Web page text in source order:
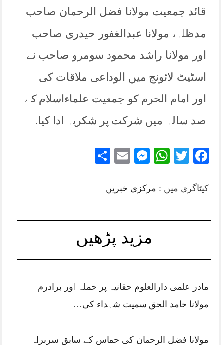
قائد جمعیت مولانا فضل الرحمان صاحب
مدظلہ، مولانا عبدالغفور حیدری صاحب
اور مولانا راشد محمود سومرو صاحب نے
اسٹیٹ لائونج میں الوداعی ملاقات کی
اور امام الحرم کو جمعیت علماءاسلام کے
صد سالہ میں شرکت پر شکریہ ادا کیا.
Facebook
Twitter
WhatsApp
Messenger
Email
کیٹاگری میں : مرکزی خبریں
مزید پڑھیں
مادر علمی دارالعلوم حقانیہ پر حملہ اور برادرم
مولانا حامد الحق سمیت شہداء کی…
مولانا فضل الرحمان کی حماس کے سابق سربراہ